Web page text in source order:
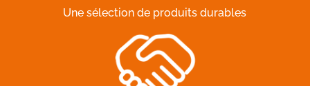
Une sélection de produits durables